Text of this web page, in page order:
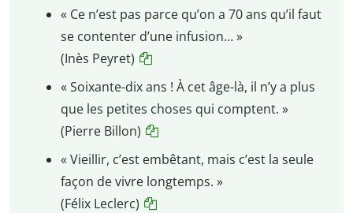
« Ce n’est pas parce qu’on a 70 ans qu’il faut
se contenter d’une infusion… »
(Inès Peyret)
« Soixante-dix ans ! À cet âge-là, il n’y a plus
que les petites choses qui comptent. »
(Pierre Billon)
« Vieillir, c’est embêtant, mais c’est la seule
façon de vivre longtemps. »
(Félix Leclerc)